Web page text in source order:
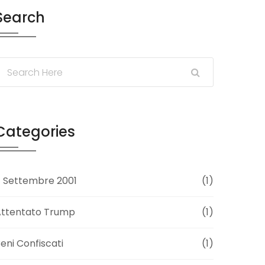
Settembre 2001 (1)
Trump (1)
Confiscati (1)